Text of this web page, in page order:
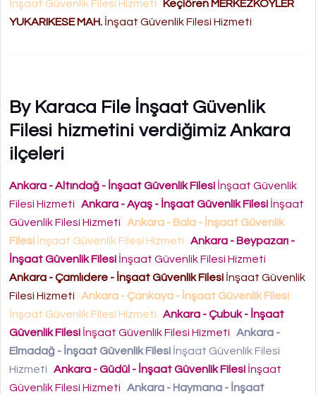
İnşaat Güvenlik Filesi Hizmeti
Keçiören MERKEZKÖYLER
YUKARIKESE MAH. İnşaat Güvenlik Filesi Hizmeti
By Karaca File İnşaat Güvenlik
Filesi hizmetini verdiğimiz Ankara
ilçeleri
Ankara - Altındağ - İnşaat Güvenlik Filesi İnşaat Güvenlik
Filesi Hizmeti
Ankara - Ayaş - İnşaat Güvenlik Filesi İnşaat
Güvenlik Filesi Hizmeti
Ankara - Bala - İnşaat Güvenlik
Filesi İnşaat Güvenlik Filesi Hizmeti
Ankara - Beypazarı -
İnşaat Güvenlik Filesi İnşaat Güvenlik Filesi Hizmeti
Ankara - Çamlıdere - İnşaat Güvenlik Filesi İnşaat Güvenlik
Filesi Hizmeti
Ankara - Çankaya - İnşaat Güvenlik Filesi
İnşaat Güvenlik Filesi Hizmeti
Ankara - Çubuk - İnşaat
Güvenlik Filesi İnşaat Güvenlik Filesi Hizmeti
Ankara -
Elmadağ - İnşaat Güvenlik Filesi İnşaat Güvenlik Filesi
Hizmeti
Ankara - Güdül - İnşaat Güvenlik Filesi İnşaat
Güvenlik Filesi Hizmeti
Ankara - Haymana - İnşaat